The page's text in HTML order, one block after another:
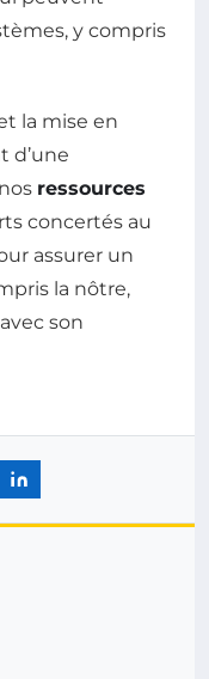
y compris
la mise en
d’une
ressources
concertés au
assurer un
la nôtre,
son